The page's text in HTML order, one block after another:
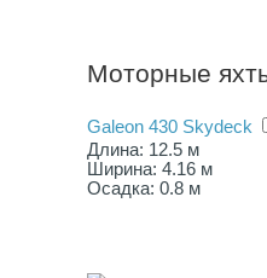
Моторные
Galeon 430 Skydeck
Длина: 12.5 м
Ширина: 4.16 м
Осадка: 0.8 м